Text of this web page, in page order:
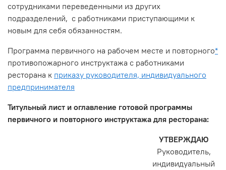
сотрудниками переведенными из других
подразделений, с работниками приступающими к
новым для себя обязанностям.
Программа первичного на рабочем месте и повторного*
противопожарного инструктажа с работниками
ресторана к приказу руководителя, индивидуального
предпринимателя
Титульный лист и оглавление готовой программы
первичного и повторного инструктажа для ресторана:
УТВЕРЖДАЮ
Руководитель,
индивидуальный